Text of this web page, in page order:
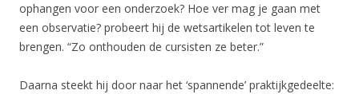
ophangen voor een onderzoek? Hoe ver mag je gaan met
een observatie? probeert hij de wetsartikelen tot leven te
brengen. “Zo onthouden de cursisten ze beter.”
Daarna steekt hij door naar het ‘spannende’ praktijkgedeelte: